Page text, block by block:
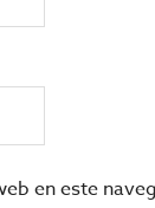
en este